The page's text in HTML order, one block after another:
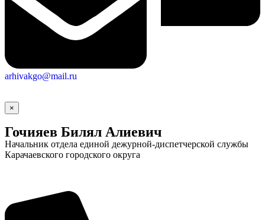
arhivakgo@mail.ru
×
Гочияев Билял Алиевич
Начальник отдела единой дежурной-диспетчерской службы
Карачаевского городского округа